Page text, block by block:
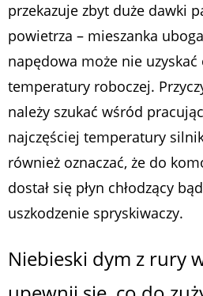
przekazuje zbyt duże dawki
powietrza – mieszanka
napędowa może nie
temperatury roboczej.
należy szukać wśród
najczęściej temperatury
również oznaczać, że do
dostał się płyn chłodzący
uszkodzenie spryskiwaczy.
Niebieski dym z rury